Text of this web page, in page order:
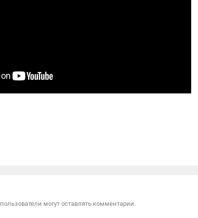
пользователи могут оставлять комментарии.